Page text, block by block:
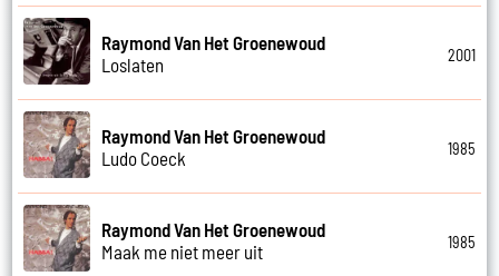
Raymond Van Het Groenewoud
Loslaten
2001
Raymond Van Het Groenewoud
Ludo Coeck
1985
Raymond Van Het Groenewoud
Maak me niet meer uit
1985